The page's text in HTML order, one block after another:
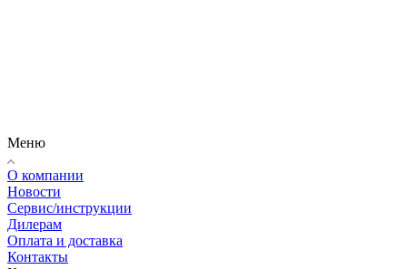
Меню
О компании
Новости
Сервис/инструкции
Дилерам
Оплата и доставка
Контакты